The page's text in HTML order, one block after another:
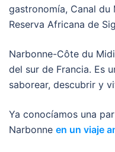
gastronomía, Canal du
Reserva Africana de
Narbonne-Côte du
del sur de Francia. Es
saborear, descubrir y
Ya conocíamos una
Narbonne en un viaje